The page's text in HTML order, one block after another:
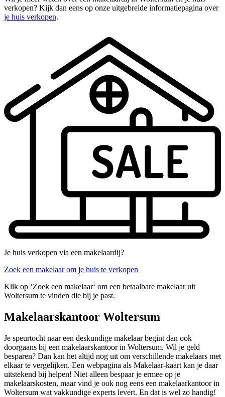
verkopen? Kijk dan eens op onze uitgebreide informatiepagina over
je huis verkopen.
Je huis verkopen via een makelaardij?
Zoek een makelaar om je huis te verkopen
Klik op ‘Zoek een makelaar‘ om een betaalbare makelaar uit
Woltersum te vinden die bij je past.
Makelaarskantoor Woltersum
Je speurtocht naar een deskundige makelaar begint dan ook
doorgaans bij een makelaarskantoor in Woltersum. Wil je geld
besparen? Dan kan het altijd nog uit om verschillende makelaars met
elkaar te vergelijken. Een webpagina als Makelaar-kaart kan je daar
uitstekend bij helpen! Niet alleen bespaar je ermee op je
makelaarskosten, maar vind je ook nog eens een makelaarkantoor in
Woltersum wat vakkundige experts levert. En dat is wel zo handig!